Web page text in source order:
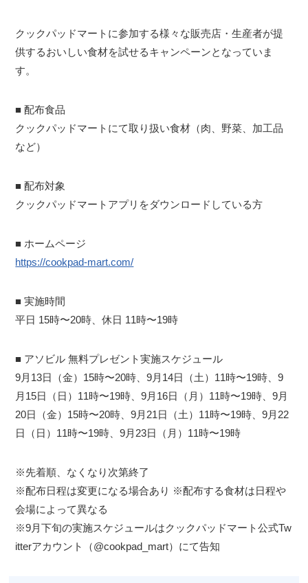
クックパッドマートに参加する様々な販売店・生産者が提
供するおいしい食材を試せるキャンペーンとなっていま
す。
■ 配布食品
クックパッドマートにて取り扱い食材（肉、野菜、加工品
など）
■ 配布対象
クックパッドマートアプリをダウンロードしている方
■ ホームページ
https://cookpad-mart.com/
■ 実施時間
平日 15時〜20時、休日 11時〜19時
■ アソビル 無料プレゼント実施スケジュール
9月13日（金）15時〜20時、9月14日（土）11時〜19時、9
月15日（日）11時〜19時、9月16日（月）11時〜19時、9月
20日（金）15時〜20時、9月21日（土）11時〜19時、9月22
日（日）11時〜19時、9月23日（月）11時〜19時
※先着順、なくなり次第終了
※配布日程は変更になる場合あり ※配布する食材は日程や
会場によって異なる
※9月下旬の実施スケジュールはクックパッドマート公式Tw
itterアカウント（@cookpad_mart）にて告知